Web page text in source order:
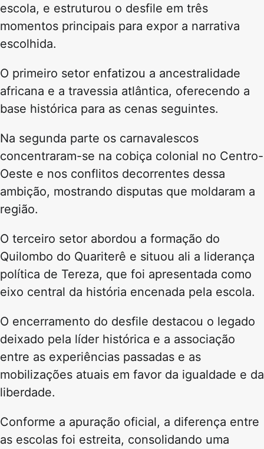
escola, e estruturou o desfile em três
momentos principais para expor a narrativa
escolhida.
O primeiro setor enfatizou a ancestralidade
africana e a travessia atlântica, oferecendo a
base histórica para as cenas seguintes.
Na segunda parte os carnavalescos
concentraram-se na cobiça colonial no Centro-
Oeste e nos conflitos decorrentes dessa
ambição, mostrando disputas que moldaram a
região.
O terceiro setor abordou a formação do
Quilombo do Quariterê e situou ali a liderança
política de Tereza, que foi apresentada como
eixo central da história encenada pela escola.
O encerramento do desfile destacou o legado
deixado pela líder histórica e a associação
entre as experiências passadas e as
mobilizações atuais em favor da igualdade e da
liberdade.
Conforme a apuração oficial, a diferença entre
as escolas foi estreita, consolidando uma